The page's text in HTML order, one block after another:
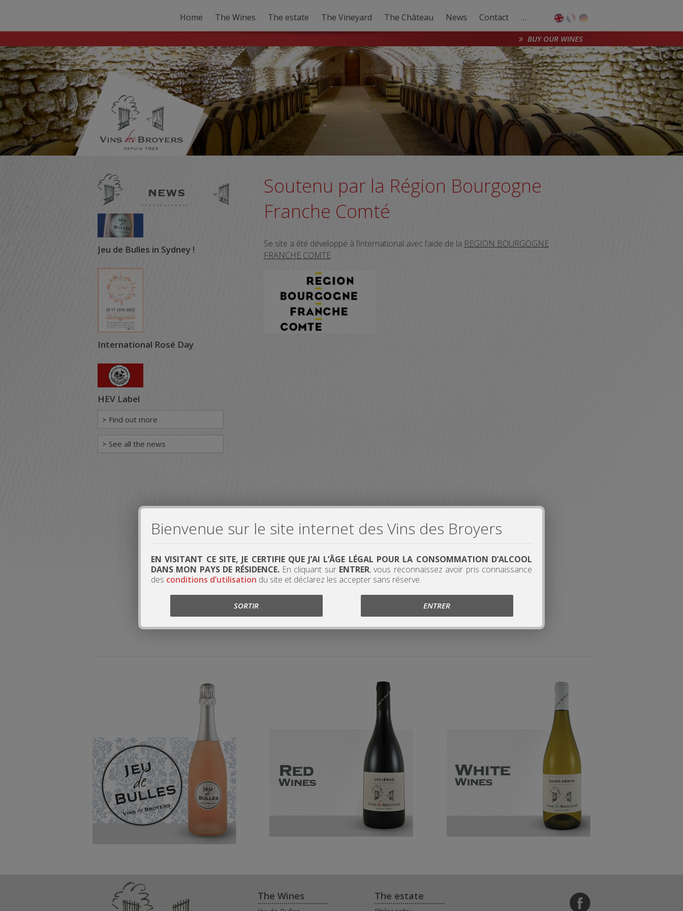
Home The Wines The estate The Vineyard The Château News Contact …
BUY OUR WINES
Jeu de Bulles in Sydney !
International Rosé Day
HEV Label
> Find out more
> See all the news
Soutenu par la Région Bourgogne
Franche Comté
Se site a été développé à l’international avec l’aide de la REGION BOURGOGNE
FRANCHE COMTE
The Wines The estate
Bienvenue sur le site internet des Vins des Broyers
EN VISITANT CE SITE, JE CERTIFIE QUE J’AI L’ÂGE LÉGAL POUR LA CONSOMMATION D’ALCOOL
DANS MON PAYS DE RÉSIDENCE.En cliquant sur ENTRER, vous reconnaissez avoir pris connaissance
des conditions d’utilisation du site et déclarez les accepter sans réserve.
SORTIR ENTRER